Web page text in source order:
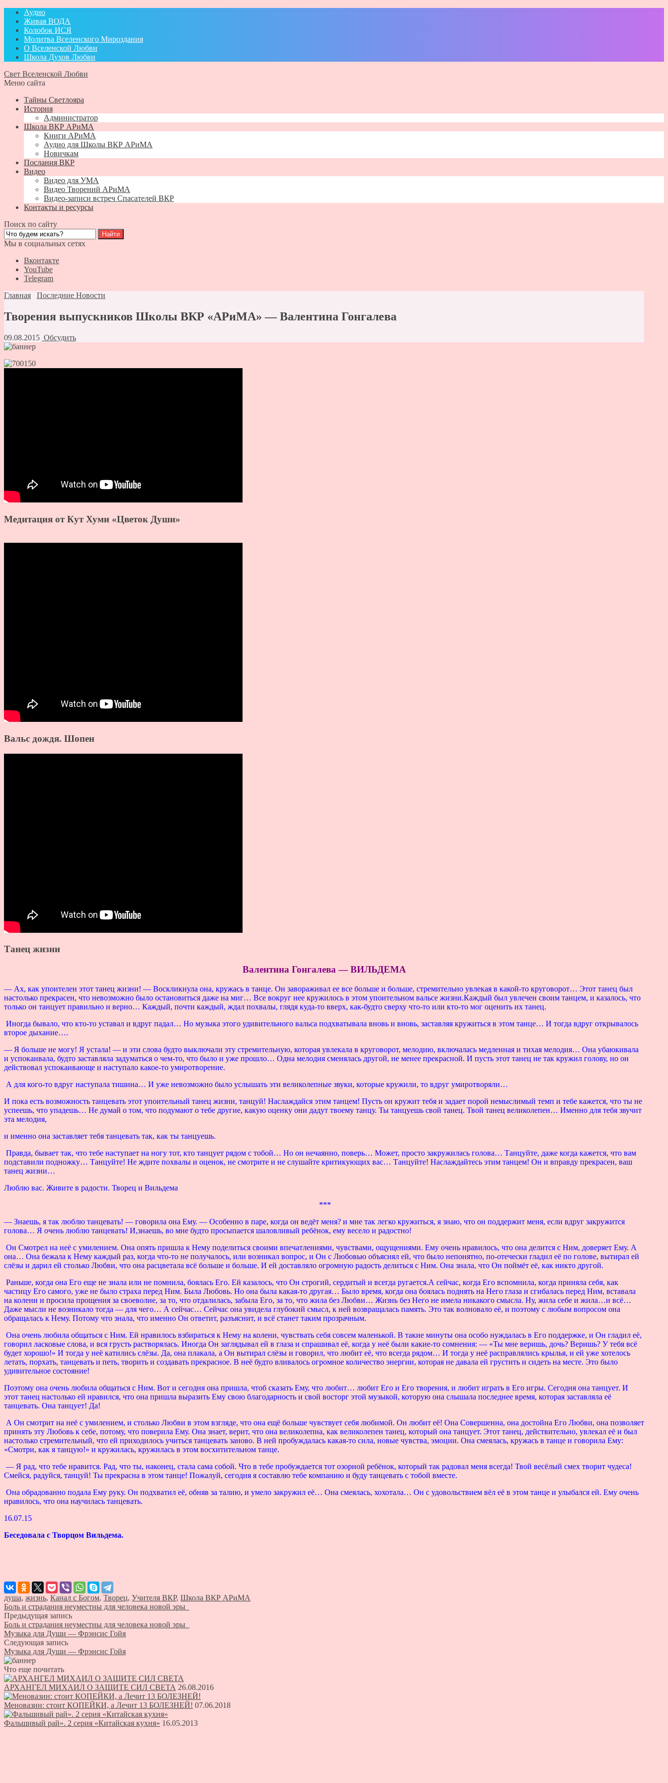
Аудио
Живая ВОДА
Колобок ИСЯ
Молитва Вселенского Мироздания
О Вселенской Любви
Школа Духов Любви
Свет Вселенской Любви
Меню сайта
Тайны Светлояра
История
Администратор
Школа ВКР АРиМА
Книги АРиМА
Аудио для Школы ВКР АРиМА
Новичкам
Послания ВКР
Видео
Видео для УМА
Видео Творений АРиМА
Видео-записи встреч Спасателей ВКР
Контакты и ресурсы
Поиск по сайту
Мы в социальных сетях
Вконтакте
YouTube
Telegram
Главная
Последние Новости
Творения выпускников Школы ВКР «АРиМА» — Валентина Гонгалева
09.08.2015 Обсудить
Медитация от Кут Хуми «Цветок Души»
Вальс дождя. Шопен
Танец жизни
Валентина Гонгалева — ВИЛЬДЕМА
— Ах, как упоителен этот танец жизни! — Воскликнула она, кружась в танце. Он завораживал ее все больше и больше, стремительно увлекая в какой-то круговорот… Этот танец был
настолько прекрасен, что невозможно было остановиться даже на миг… Все вокруг нее кружилось в этом упоительном вальсе жизни.Каждый был увлечен своим танцем, и казалось, что
только он танцует правильно и верно… Каждый, почти каждый, ждал похвалы, глядя куда-то вверх, как-будто сверху что-то или кто-то мог оценить их танец.
Иногда бывало, что кто-то уставал и вдруг падал… Но музыка этого удивительного вальса подхватывала вновь и вновь, заставляя кружиться в этом танце… И тогда вдруг открывалось
второе дыхание….
— Я больше не могу! Я устала! — и эти слова будто выключали эту стремительную, которая увлекала в круговорот, мелодию, включалась медленная и тихая мелодия… Она убаюкивала
и успокаивала, будто заставляла задуматься о чем-то, что было и уже прошло… Одна мелодия сменялась другой, не менее прекрасной. И пусть этот танец не так кружил голову, но он
действовал успокаивающе и наступало какое-то умиротворение.
А для кого-то вдруг наступала тишина… И уже невозможно было услышать эти великолепные звуки, которые кружили, то вдруг умиротворяли…
И пока есть возможность танцевать этот упоительный танец жизни, танцуй! Наслаждайся этим танцем! Пусть он кружит тебя и задает порой немыслимый темп и тебе кажется, что ты не
успеешь, что упадешь… Не думай о том, что подумают о тебе другие, какую оценку они дадут твоему танцу. Ты танцуешь свой танец. Твой танец великолепен… Именно для тебя звучит
эта мелодия,
и именно она заставляет тебя танцевать так, как ты танцуешь.
Правда, бывает так, что тебе наступает на ногу тот, кто танцует рядом с тобой… Но он нечаянно, поверь… Может, просто закружилась голова… Танцуйте, даже когда кажется, что вам
подставили подножку… Танцуйте! Не ждите похвалы и оценок, не смотрите и не слушайте критикующих вас… Танцуйте! Наслаждайтесь этим танцем! Он и вправду прекрасен, ваш
танец жизни…
Люблю вас. Живите в радости. Творец и Вильдема
***
— Знаешь, я так люблю танцевать! — говорила она Ему. — Особенно в паре, когда он ведёт меня? и мне так легко кружиться, я знаю, что он поддержит меня, если вдруг закружится
голова… Я очень люблю танцевать! И,знаешь, во мне будто просыпается шаловливый ребёнок, ему весело и радостно!
Он Смотрел на неё с умилением. Она опять пришла к Нему поделиться своими впечатлениями, чувствами, ощущениями. Ему очень нравилось, что она делится с Ним, доверяет Ему. А
она… Она бежала к Нему каждый раз, когда что-то не получалось, или возникал вопрос, и Он с Любовью объяснял ей, что было непонятно, по-отечески гладил её по голове, вытирал ей
слёзы и дарил ей столько Любви, что она расцветала всё больше и больше. И ей доставляло огромную радость делиться с Ним. Она знала, что Он поймёт её, как никто другой.
Раньше, когда она Его еще не знала или не помнила, боялась Его. Ей казалось, что Он строгий, сердитый и всегда ругается.А сейчас, когда Его вспомнила, когда приняла себя, как
частицу Его самого, уже не было страха перед Ним. Была Любовь. Но она была какая-то другая… Было время, когда она боялась поднять на Него глаза и сгибалась перед Ним, вставала
на колени и просила прощения за своеволие, за то, что отдалилась, забыла Его, за то, что жила без Любви… Жизнь без Него не имела никакого смысла. Ну, жила себе и жила…и всё…
Даже мысли не возникало тогда — для чего… А сейчас… Сейчас она увидела глубокий смысл, к ней возвращалась память. Это так волновало её, и поэтому с любым вопросом она
обращалась к Нему. Потому что знала, что именно Он ответит, разъяснит, и всё станет таким прозрачным.
Она очень любила общаться с Ним. Ей нравилось взбираться к Нему на колени, чувствать себя совсем маленькой. В такие минуты она особо нуждалась в Его поддержке, и Он гладил её,
говорил ласковые слова, и вся грусть растворялась. Иногда Он заглядывал ей в глаза и спрашивал её, когда у неё были какие-то сомнения: — «Ты мне веришь, дочь? Веришь? У тебя всё
будет хорошо!» И тогда у неё катились слёзы. Да, она плакала, а Он вытирал слёзы и говорил, что любит её, что всегда рядом… И тогда у неё расправлялись крылья, и ей уже хотелось
летать, порхать, танцевать и петь, творить и создавать прекрасное. В неё будто вливалось огромное количество энергии, которая не давала ей грустить и сидеть на месте. Это было
удивительное состояние!
Поэтому она очень любила общаться с Ним. Вот и сегодня она пришла, чтоб сказать Ему, что любит… любит Его и Его творения, и любит играть в Его игры. Сегодня она танцует. И
этот танец настолько ей нравился, что она пришла выразить Ему свою благодарность и свой восторг этой музыкой, которую она слышала последнее время, которая заставляла её
танцевать. Она танцует! Да!
А Он смотрит на неё с умилением, и столько Любви в этом взгляде, что она ещё больше чувствует себя любимой. Он любит её! Она Совершенна, она достойна Его Любви, она позволяет
принять эту Любовь к себе, потому, что поверила Ему. Она знает, верит, что она великолепна, как великолепен танец, который она танцует. Этот танец, действительно, увлекал её и был
настолько стремительный, что ей приходилось учиться танцевать заново. В ней пробуждалась какая-то сила, новые чувства, эмоции. Она смеялась, кружась в танце и говорила Ему:
«Смотри, как я танцую!» и кружилась, кружилась в этом восхитительном танце.
— Я рад, что тебе нравится. Рад, что ты, наконец, стала сама собой. Что в тебе пробуждается тот озорной ребёнок, который так радовал меня всегда! Твой весёлый смех творит чудеса!
Смейся, радуйся, танцуй! Ты прекрасна в этом танце! Пожалуй, сегодня я составлю тебе компанию и буду танцевать с тобой вместе.
Она обрадованно подала Ему руку. Он подхватил её, обняв за талию, и умело закружил её… Она смеялась, хохотала… Он с удовольствием вёл её в этом танце и улыбался ей. Ему очень
нравилось, что она научилась танцевать.
16.07.15
Беседовала с Творцом Вильдема.
душа, жизнь, Канал с Богом, Творец, Учителя ВКР, Школа ВКР АРиМА
Боль и страдания неуместны для человека новой эры
Предыдущая запись
Боль и страдания неуместны для человека новой эры
Музыка для Души — Фрэнсис Гойя
Следующая запись
Музыка для Души — Фрэнсис Гойя
Что еще почитать
АРХАНГЕЛ МИХАИЛ О ЗАЩИТЕ СИЛ СВЕТА 26.08.2016
Меновазин: стоит КОПЕЙКИ, а Лечит 13 БОЛЕЗНЕЙ! 07.06.2018
Фальшивый рай». 2 серия «Китайская кухня» 16.05.2013